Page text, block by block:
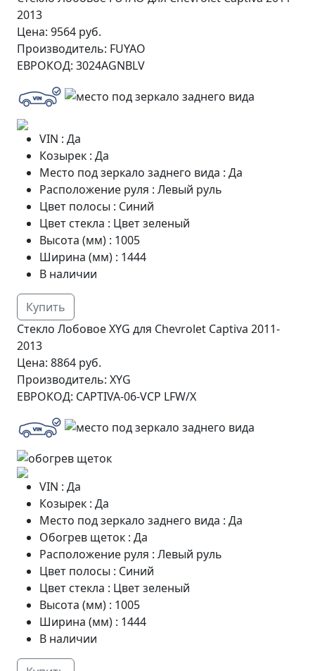
2013
Цена: 9564 руб.
Производитель: FUYAO
ЕВРОКОД: 3024AGNBLV
VIN : Да
Козырек : Да
Место под зеркало заднего вида : Да
Расположение руля : Левый руль
Цвет полосы : Синий
Цвет стекла : Цвет зеленый
Высота (мм) : 1005
Ширина (мм) : 1444
В наличии
Купить
Стекло Лобовое XYG для Chevrolet Captiva 2011-
2013
Цена: 8864 руб.
Производитель: XYG
ЕВРОКОД: CAPTIVA-06-VCP LFW/X
VIN : Да
Козырек : Да
Место под зеркало заднего вида : Да
Обогрев щеток : Да
Расположение руля : Левый руль
Цвет полосы : Синий
Цвет стекла : Цвет зеленый
Высота (мм) : 1005
Ширина (мм) : 1444
В наличии